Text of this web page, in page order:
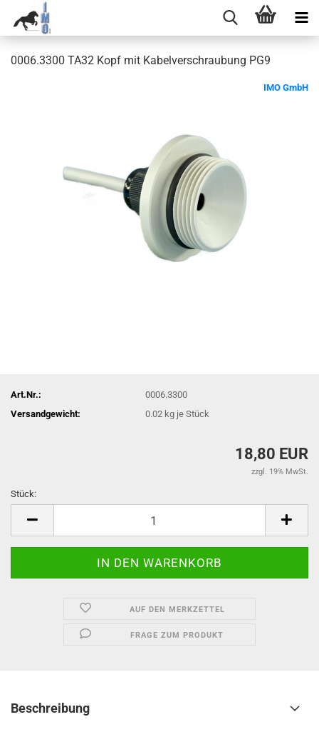
0006.3300 TA32 Kopf mit Kabelverschraubung PG9
IMO GmbH
Art.Nr.:
0006.3300
Versandgewicht:
0.02 kg je Stück
18,80 EUR
zzgl. 19% MwSt.
Stück:
AUF DEN MERKZETTEL
FRAGE ZUM PRODUKT
Beschreibung